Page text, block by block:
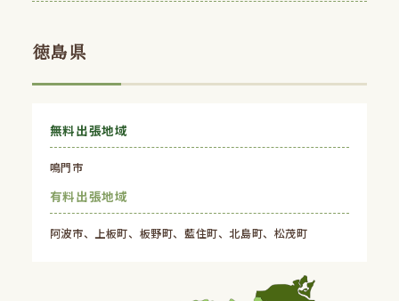
徳島県
無料出張地域
鳴門市
有料出張地域
阿波市、上板町、板野町、藍住町、北島町、松茂町